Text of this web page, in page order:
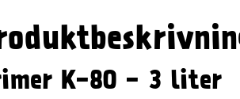
K-80 - 3 liter